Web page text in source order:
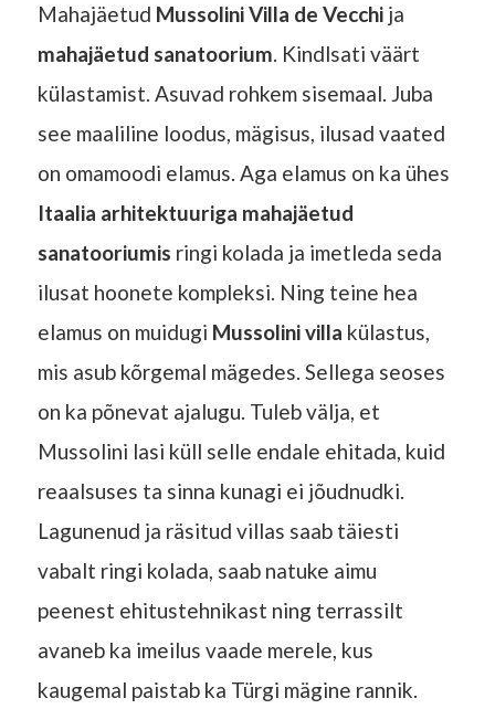
Mahajäetud Mussolini Villa de Vecchija
mahajäetud sanatoorium. Kindlsati väärt
külastamist. Asuvad rohkem sisemaal. Juba
see maaliline loodus, mägisus, ilusad vaated
on omamoodi elamus. Aga elamus on ka ühes
Itaalia arhitektuuriga mahajäetud
sanatooriumis ringi kolada ja imetleda seda
ilusat hoonete kompleksi. Ning teine hea
elamus on muidugi Mussolini villa külastus,
mis asub kõrgemal mägedes. Sellega seoses
on ka põnevat ajalugu. Tuleb välja, et
Mussolini lasi küll selle endale ehitada, kuid
reaalsuses ta sinna kunagi ei jõudnudki.
Lagunenud ja räsitud villas saab täiesti
vabalt ringi kolada, saab natuke aimu
peenest ehitustehnikast ning terrassilt
avaneb ka imeilus vaade merele, kus
kaugemal paistab ka Türgi mägine rannik.